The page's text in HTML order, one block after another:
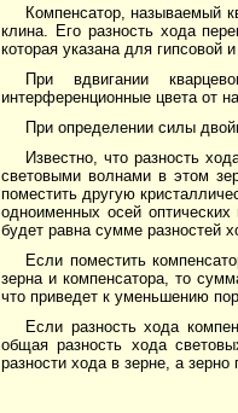
Компенсатор, называемый
клина. Его разность хода
которая указана для гипсовой
При вдвигании
интерференционные цвета от
При определении силы
Известно, что разность
световыми волнами в этом
поместить другую
одноименных осей
будет равна сумме разностей
Если поместить
зерна и компенсатора, то
что приведет к уменьшению
Если разность хода
общая разность хода
разности хода в зерне, а